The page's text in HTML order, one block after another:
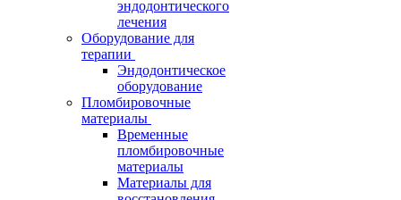
эндодонтического
лечения
Оборудование для
терапии
Эндодонтическое
оборудование
Пломбировочные
материалы
Временные
пломбировочные
материалы
Материалы для